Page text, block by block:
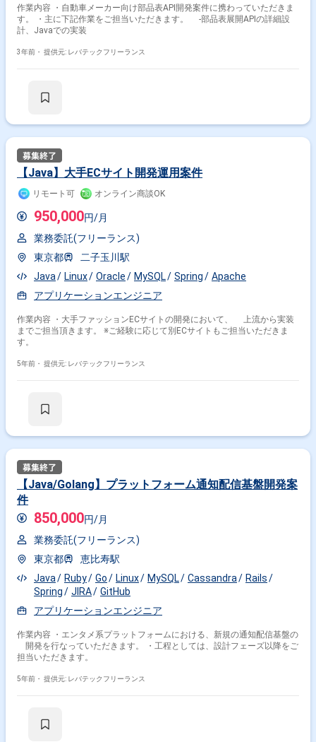
作業内容 ・自動車メーカー向け部品表API開発案件に携わっていただきま
す。 ・主に下記作業をご担当いただきます。 -部品表展開APIの詳細設
計、Javaでの実装
3年前・ 提供元: レバテックフリーランス
【Java】大手ECサイト開発運用案件
リモート可 オンライン商談OK
950,000円/月
業務委託(フリーランス)
東京都
二子玉川駅
Java
Linux Oracle MySQL Spring
Apache
アプリケーションエンジニア
作業内容 ・大手ファッションECサイトの開発において、 上流から実装
までご担当頂きます。 ※ご経験に応じて別ECサイトもご担当いただきま
す。
5年前・ 提供元: レバテックフリーランス
【Java/Golang】プラットフォーム通知配信基盤開発案
件
850,000円/月
業務委託(フリーランス)
東京都
恵比寿駅
Java
Ruby Go Linux MySQL Cassandra
Rails
Spring
JIRA
GitHub
アプリケーションエンジニア
作業内容 ・エンタメ系プラットフォームにおける、新規の通知配信基盤の
開発を行なっていただきます。 ・工程としては、設計フェーズ以降をご
担当いただきます。
5年前・ 提供元: レバテックフリーランス